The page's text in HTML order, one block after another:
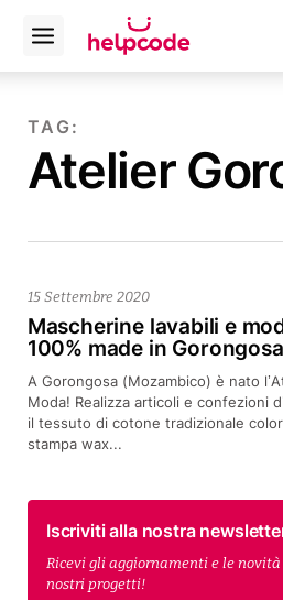
contenuto
Helpcode
Italia
Open
menu
TAG:
Atelier
Mascherine lavabili e
100% made in Gorongosa
15 Settembre 2020
A Gorongosa (Mozambico) è nato
Moda! Realizza articoli e confezioni
il tessuto di cotone tradizionale
stampa wax...
Iscriviti alla nostra
Ricevi gli aggiornamenti e le
nostri progetti!